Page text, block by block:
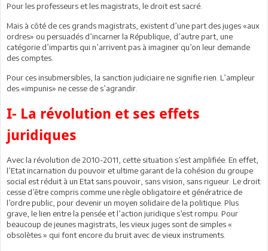
Pour les professeurs et les magistrats, le droit est sacré.
Mais à côté de ces grands magistrats, existent d’une part des juges «aux
ordres» ou persuadés d’incarner la République, d’autre part, une
catégorie d’impartis qui n’arrivent pas à imaginer qu’on leur demande
des comptes.
Pour ces insubmersibles, la sanction judiciaire ne signifie rien. L’ampleur
des «impunis» ne cesse de s’agrandir.
I- La révolution et ses effets
juridiques
Avec la révolution de 2010-2011, cette situation s’est amplifiée. En effet,
l’Etat incarnation du pouvoir et ultime garant de la cohésion du groupe
social est réduit à un Etat sans pouvoir, sans vision, sans rigueur. Le droit
cesse d’être compris comme une règle obligatoire et génératrice de
l’ordre public, pour devenir un moyen solidaire de la politique. Plus
grave, le lien entre la pensée et l’action juridique s’est rompu. Pour
beaucoup de jeunes magistrats, les vieux juges sont de simples «
obsolètes » qui font encore du bruit avec de vieux instruments.